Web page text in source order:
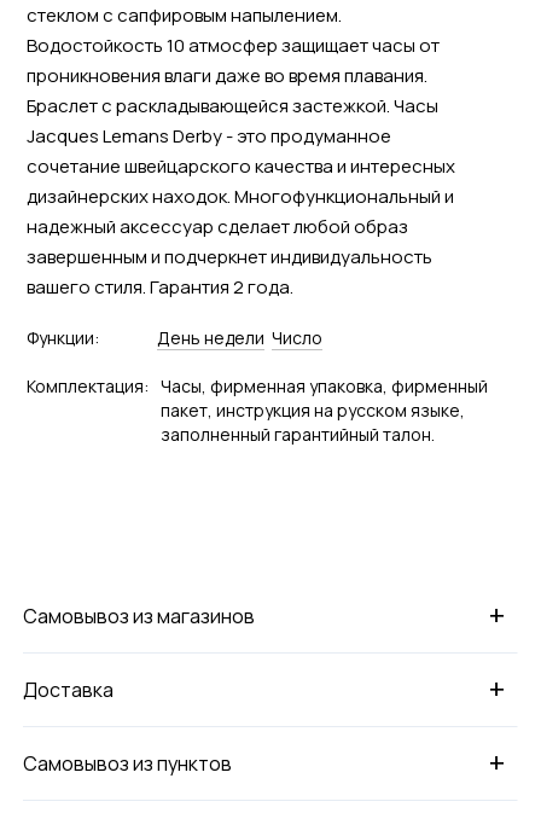
стеклом с сапфировым напылением.
Водостойкость 10 атмосфер защищает часы от
проникновения влаги даже во время плавания.
Браслет с раскладывающейся застежкой. Часы
Jacques Lemans Derby - это продуманное
сочетание швейцарского качества и интересных
дизайнерских находок. Многофункциональный и
надежный аксессуар сделает любой образ
завершенным и подчеркнет индивидуальность
вашего стиля. Гарантия 2 года.
Функции: День недели Число
Комплектация: Часы, фирменная упаковка, фирменный
пакет, инструкция на русском языке,
заполненный гарантийный талон.
+
Самовывоз из магазинов
+
Доставка
+
Самовывоз из пунктов